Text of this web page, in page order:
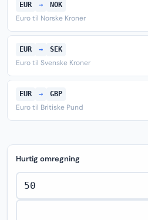
EUR → NOK
Euro til Norske Kroner
EUR → SEK
Euro til Svenske Kroner
EUR → GBP
Euro til Britiske Pund
Hurtig omregning